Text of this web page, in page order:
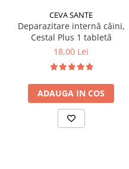
CEVA SANTE
Deparazitare internă câini,
Cestal Plus 1 tabletă
18,00 Lei
ADAUGA IN COS